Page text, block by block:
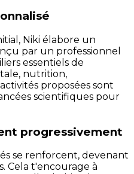
Niki élabore un
par un professionnel
essentiels de
nutrition,
proposées sont
scientifiques pour
progressivement
se renforcent, devenant
Cela t'encourage à